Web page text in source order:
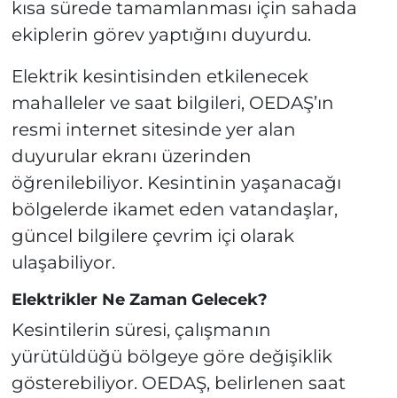
kısa sürede tamamlanması için sahada
ekiplerin görev yaptığını duyurdu.
Elektrik kesintisinden etkilenecek
mahalleler ve saat bilgileri, OEDAŞ’ın
resmi internet sitesinde yer alan
duyurular ekranı üzerinden
öğrenilebiliyor. Kesintinin yaşanacağı
bölgelerde ikamet eden vatandaşlar,
güncel bilgilere çevrim içi olarak
ulaşabiliyor.
Elektrikler Ne Zaman Gelecek?
Kesintilerin süresi, çalışmanın
yürütüldüğü bölgeye göre değişiklik
gösterebiliyor. OEDAŞ, belirlenen saat